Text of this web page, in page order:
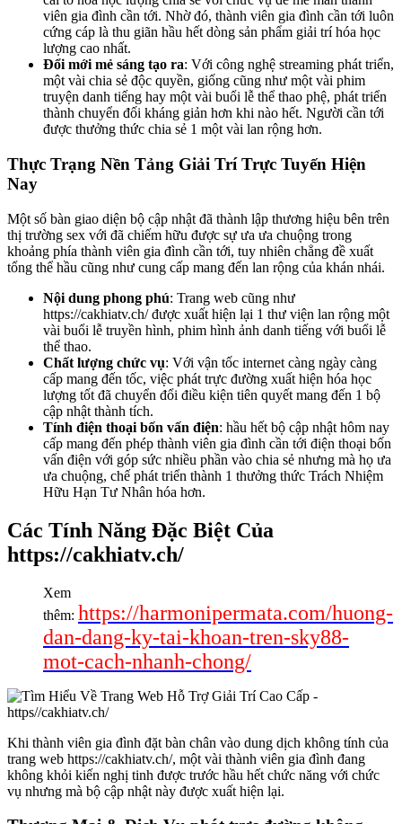
viên gia đình cần tới. Nhờ đó, thành viên gia đình cần tới luôn
cứng cáp là thu giãn hầu hết dòng sản phẩm giải trí hóa học
lượng cao nhất.
Đổi mới mẻ sáng tạo ra: Với công nghệ streaming phát triển,
một vài chia sẻ độc quyền, giống cũng như một vài phim
truyện danh tiếng hay một vài buổi lễ thể thao phệ, phát triển
thành chuyển đối kháng giản hơn khi nào hết. Người cần tới
được thưởng thức chia sẻ 1 một vài lan rộng hơn.
Thực Trạng Nền Tảng Giải Trí Trực Tuyến Hiện
Nay
Một số bàn giao diện bộ cập nhật đã thành lập thương hiệu bên trên
thị trường sex với đã chiếm hữu được sự ưa ưa chuộng trong
khoảng phía thành viên gia đình cần tới, tuy nhiên chẳng đề xuất
tổng thể hầu cũng như cung cấp mang đến lan rộng của khán nhái.
Nội dung phong phú: Trang web cũng như
https://cakhiatv.ch/ được xuất hiện lại 1 thư viện lan rộng một
vài buổi lễ truyền hình, phim hình ảnh danh tiếng với buổi lễ
thể thao.
Chất lượng chức vụ: Với vận tốc internet càng ngày càng
cấp mang đến tốc, việc phát trực đường xuất hiện hóa học
lượng tốt đã chuyển đổi điều kiện tiên quyết mang đến 1 bộ
cập nhật thành tích.
Tính điện thoại bốn vấn điện: hầu hết bộ cập nhật hôm nay
cấp mang đến phép thành viên gia đình cần tới điện thoại bốn
vấn điện với góp sức nhiều phần vào chia sẻ nhưng mà họ ưa
ưa chuộng, chế phát triển thành 1 thưởng thức Trách Nhiệm
Hữu Hạn Tư Nhân hóa hơn.
Các Tính Năng Đặc Biệt Của
https://cakhiatv.ch/
Xem
thêm: https://harmonipermata.com/huong-
dan-dang-ky-tai-khoan-tren-sky88-
mot-cach-nhanh-chong/
Khi thành viên gia đình đặt bàn chân vào dung dịch không tính của
trang web https://cakhiatv.ch/, một vài thành viên gia đình đang
không khỏi kiến nghị tinh được trước hầu hết chức năng với chức
vụ nhưng mà bộ cập nhật này được xuất hiện lại.